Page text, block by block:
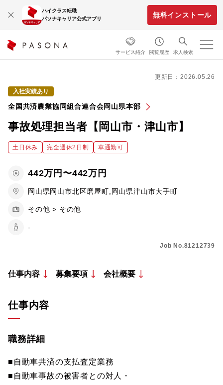
ハイクラス転職
パソナキャリア公式アプリ
無料インストール
サービス紹介 閲覧履歴 求人検索
更新日：2026.05.26
入社実績あり
全国共済農業協同組合連合会岡山県本部
事故処理担当者【岡山市・津山市】
土日休み 完全週休2日制 車通勤可
442万円〜442万円
岡山県岡山市北区磨屋町,岡山県津山市大手町
その他 > その他
-
Job No.81212739
仕事内容 募集要項 会社概要
仕事内容
職務詳細
■自動車共済の支払査定業務
■自動車事故の被害者との対人・